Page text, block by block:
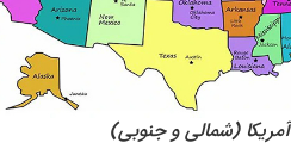
(شمالی و جنوبی)